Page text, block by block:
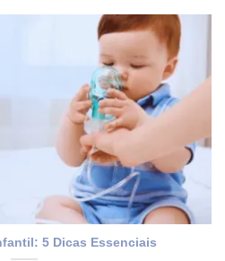
5 Dicas Essenciais